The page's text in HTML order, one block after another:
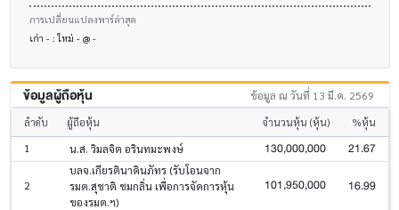
การเปลี่ยนแปลงพาร์ล่าสุด
เก่า - : ใหม่ - @ -
ข้อมูลผู้ถือหุ้น ข้อมูล ณ วันที่ 13 มี.ค. 2569
ลำดับ ผู้ถือหุ้น จำนวนหุ้น (หุ้น) %หุ้น
1 น.ส. วิมลจิต อรินทมะพงษ์ 130,000,000 21.67
2
บลจ.เกียรตินาคินภัทร (รับโอนจาก
รมต.สุชาติ ชมกลิ่น เพื่อการจัดการหุ้น
ของรมต.ฯ)
101,950,000 16.99